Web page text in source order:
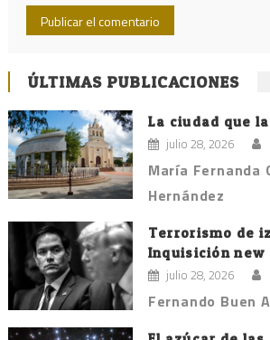
ÚLTIMAS PUBLICACIONES
La ciudad que
julio 28, 2026
María Fernanda
Hernández
Terrorismo de
Inquisición new
julio 28, 2026
Fernando Buen